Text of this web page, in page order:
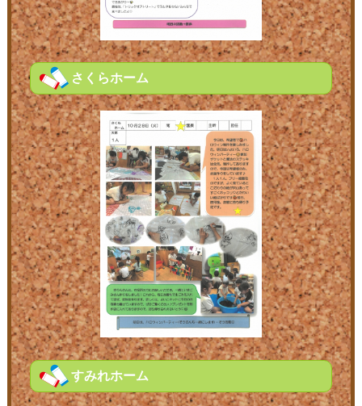
さくらホーム
すみれホーム